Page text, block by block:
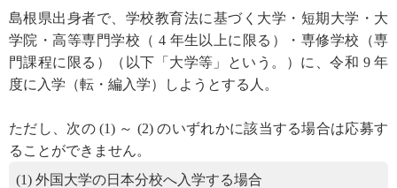
島根県出身者で、学校教育法に基づく大学・短期大学・大
学院・高等専門学校（ 4 年生以上に限る）・専修学校（専
門課程に限る）（以下「大学等」という。）に、令和 9 年
度に入学（転・編入学）しようとする人。
ただし、次の (1) ～ (2) のいずれかに該当する場合は応募す
ることができません。
(1) 外国大学の日本分校へ入学する場合